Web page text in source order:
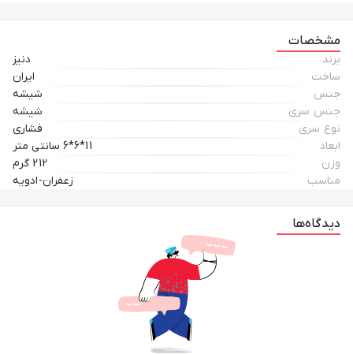
مشخصات
برند
دنیز
ساخت
ایران
جنس
شیشه
جنس سری
شیشه
نوع سری
فشاری
ابعاد
11*6*6 سانتی متر
وزن
212 گرم
مناسب
زعفران-ادویه
دیدگاه‌ها